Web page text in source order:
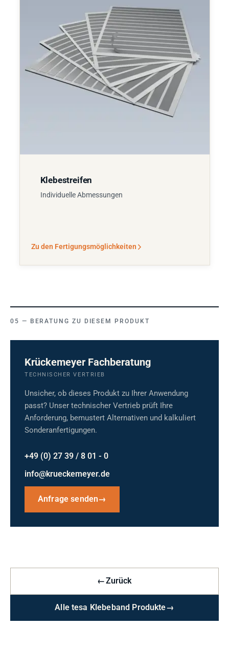
Klebestreifen
Individuelle Abmessungen
Zu den Fertigungsmöglichkeiten
BERATUNG ZU DIESEM PRODUKT
Krückemeyer Fachberatung
TECHNISCHER VERTRIEB
Unsicher, ob dieses Produkt zu Ihrer Anwendung
passt? Unser technischer Vertrieb prüft Ihre
Anforderung, bemustert Alternativen und kalkuliert
Sonderanfertigungen.
+49 (0) 27 39 / 8 01 - 0
info@krueckemeyer.de
Anfrage senden→
←Zurück
Alle tesa Klebeband Produkte→